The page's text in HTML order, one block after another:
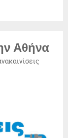
Αθήνα